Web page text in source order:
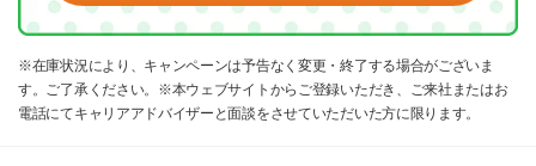
※在庫状況により、キャンペーンは予告なく変更・終了する場合がございま
す。ご了承ください。※本ウェブサイトからご登録いただき、ご来社またはお
電話にてキャリアアドバイザーと面談をさせていただいた方に限ります。